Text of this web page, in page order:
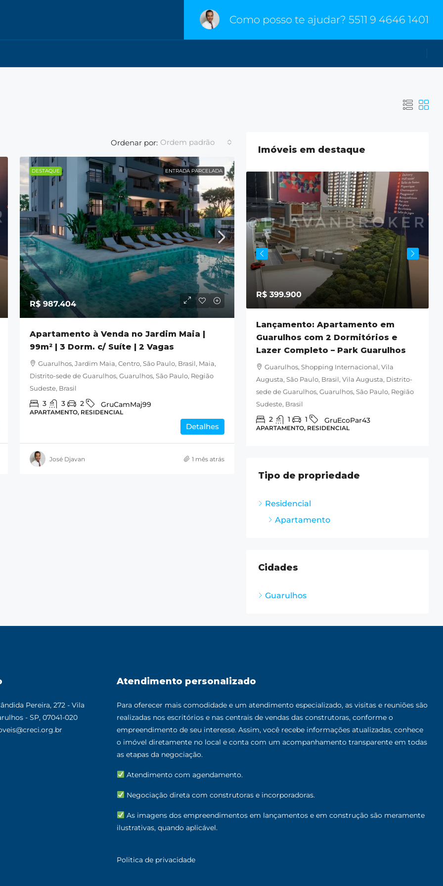
Como posso te ajudar? 5511 9 4646 1401
Ordenar por: Ordem padrão
DESTAQUE ENTRADA PARCELADA
R$ 987.404
Apartamento à Venda no Jardim Maia |
99m² | 3 Dorm. c/ Suíte | 2 Vagas
Guarulhos, Jardim Maia, Centro, São Paulo, Brasil, Maia,
Distrito-sede de Guarulhos, Guarulhos, São Paulo, Região
Sudeste, Brasil
3 3 2 GruCamMaj99
APARTAMENTO, RESIDENCIAL
Detalhes
José Djavan 1 mês atrás
Imóveis em destaque
| 2
São Paulo,
Brasil
R$ 496.558
Rosália, Guarulhos-SP
Rosália, Vila Galvão, Distrito-sede de Guarulhos,
Guarulhos, São Paulo, Região Sudeste, 07072-060,
Brasil
2 2 1 Grulog56
APARTAMENTO, RESIDENCIAL
R$ 399.900
Lançamento: Apartamento em
Guarulhos com 2 Dormitórios e
Lazer Completo – Park Guarulhos
Guarulhos, Shopping Internacional, Vila
Augusta, São Paulo, Brasil, Vila Augusta, Distrito-
sede de Guarulhos, Guarulhos, São Paulo, Região
Sudeste, Brasil
2 1 1 GruEcoPar43
APARTAMENTO, RESIDENCIAL
Tipo de propriedade
Residencial
Apartamento
Cidades
Guarulhos
Pereira, 272 - Vila
- SP, 07041-020
Atendimento personalizado
Para oferecer mais comodidade e um atendimento especializado, as visitas e reuniões são
realizadas nos escritórios e nas centrais de vendas das construtoras, conforme o
empreendimento de seu interesse. Assim, você recebe informações atualizadas, conhece
o imóvel diretamente no local e conta com um acompanhamento transparente em todas
as etapas da negociação.
Atendimento com agendamento.
Negociação direta com construtoras e incorporadoras.
As imagens dos empreendimentos em lançamentos e em construção são meramente
ilustrativas, quando aplicável.
Politica de privacidade